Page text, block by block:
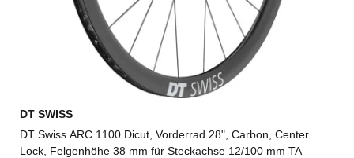
DT SWISS
DT Swiss ARC 1100 Dicut, Vorderrad 28", Carbon, Center
Lock, Felgenhöhe 38 mm für Steckachse 12/100 mm TA